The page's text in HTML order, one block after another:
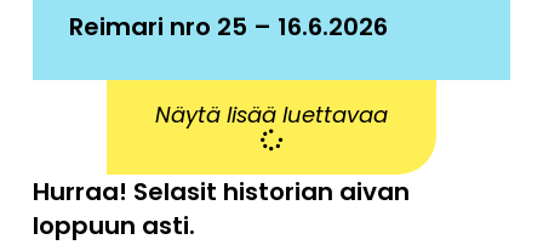
Reimari nro 25 – 16.6.2026
Näytä lisää luettavaa
Hurraa! Selasit historian aivan
loppuun asti.